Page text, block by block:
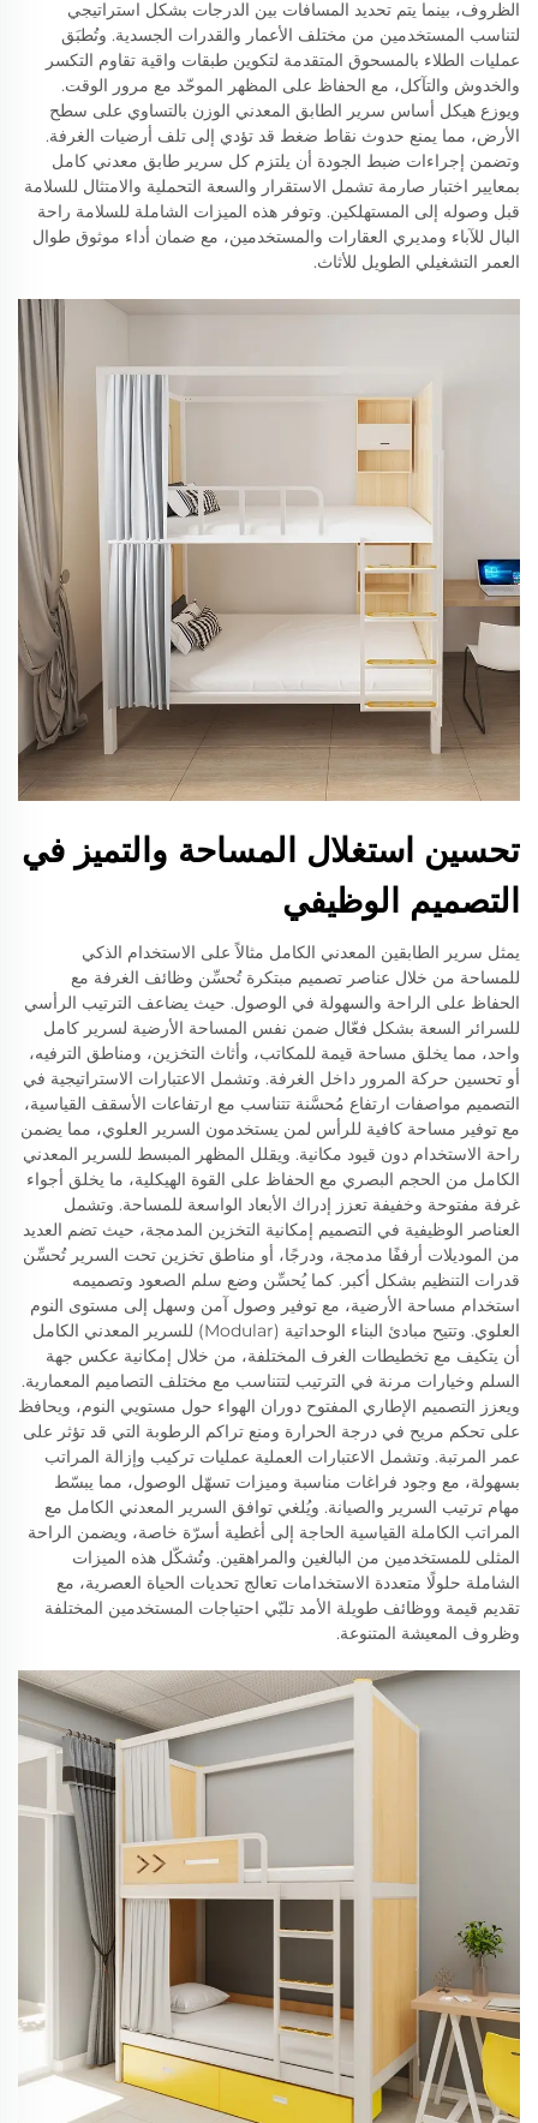
الظروف، بينما يتم تحديد المسافات بين الدرجات بشكل استراتيجي
لتناسب المستخدمين من مختلف الأعمار والقدرات الجسدية. وتُطبَق
عمليات الطلاء بالمسحوق المتقدمة لتكوين طبقات واقية تقاوم التكسر
والخدوش والتآكل، مع الحفاظ على المظهر الموحّد مع مرور الوقت.
ويوزع هيكل أساس سرير الطابق المعدني الوزن بالتساوي على سطح
الأرض، مما يمنع حدوث نقاط ضغط قد تؤدي إلى تلف أرضيات الغرفة.
وتضمن إجراءات ضبط الجودة أن يلتزم كل سرير طابق معدني كامل
بمعايير اختبار صارمة تشمل الاستقرار والسعة التحملية والامتثال للسلامة
قبل وصوله إلى المستهلكين. وتوفر هذه الميزات الشاملة للسلامة راحة
البال للآباء ومديري العقارات والمستخدمين، مع ضمان أداء موثوق طوال
العمر التشغيلي الطويل للأثاث.
تحسين استغلال المساحة والتميز في
التصميم الوظيفي
يمثل سرير الطابقين المعدني الكامل مثالاً على الاستخدام الذكي
للمساحة من خلال عناصر تصميم مبتكرة تُحسِّن وظائف الغرفة مع
الحفاظ على الراحة والسهولة في الوصول. حيث يضاعف الترتيب الرأسي
للسرائر السعة بشكل فعّال ضمن نفس المساحة الأرضية لسرير كامل
واحد، مما يخلق مساحة قيمة للمكاتب، وأثاث التخزين، ومناطق الترفيه،
أو تحسين حركة المرور داخل الغرفة. وتشمل الاعتبارات الاستراتيجية في
التصميم مواصفات ارتفاع مُحسَّنة تتناسب مع ارتفاعات الأسقف القياسية،
مع توفير مساحة كافية للرأس لمن يستخدمون السرير العلوي، مما يضمن
راحة الاستخدام دون قيود مكانية. ويقلل المظهر المبسط للسرير المعدني
الكامل من الحجم البصري مع الحفاظ على القوة الهيكلية، ما يخلق أجواء
غرفة مفتوحة وخفيفة تعزز إدراك الأبعاد الواسعة للمساحة. وتشمل
العناصر الوظيفية في التصميم إمكانية التخزين المدمجة، حيث تضم العديد
من الموديلات أرففًا مدمجة، ودرجًا، أو مناطق تخزين تحت السرير تُحسِّن
قدرات التنظيم بشكل أكبر. كما يُحسِّن وضع سلم الصعود وتصميمه
استخدام مساحة الأرضية، مع توفير وصول آمن وسهل إلى مستوى النوم
العلوي. وتتيح مبادئ البناء الوحداتية (Modular) للسرير المعدني الكامل
أن يتكيف مع تخطيطات الغرف المختلفة، من خلال إمكانية عكس جهة
السلم وخيارات مرنة في الترتيب لتتناسب مع مختلف التصاميم المعمارية.
ويعزز التصميم الإطاري المفتوح دوران الهواء حول مستويي النوم، ويحافظ
على تحكم مريح في درجة الحرارة ومنع تراكم الرطوبة التي قد تؤثر على
عمر المرتبة. وتشمل الاعتبارات العملية عمليات تركيب وإزالة المراتب
بسهولة، مع وجود فراغات مناسبة وميزات تسهّل الوصول، مما يبسّط
مهام ترتيب السرير والصيانة. ويُلغي توافق السرير المعدني الكامل مع
المراتب الكاملة القياسية الحاجة إلى أغطية أسرّة خاصة، ويضمن الراحة
المثلى للمستخدمين من البالغين والمراهقين. وتُشكّل هذه الميزات
الشاملة حلولًا متعددة الاستخدامات تعالج تحديات الحياة العصرية، مع
تقديم قيمة ووظائف طويلة الأمد تلبّي احتياجات المستخدمين المختلفة
وظروف المعيشة المتنوعة.